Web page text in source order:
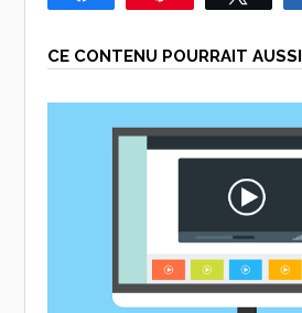
CE CONTENU POURRAIT